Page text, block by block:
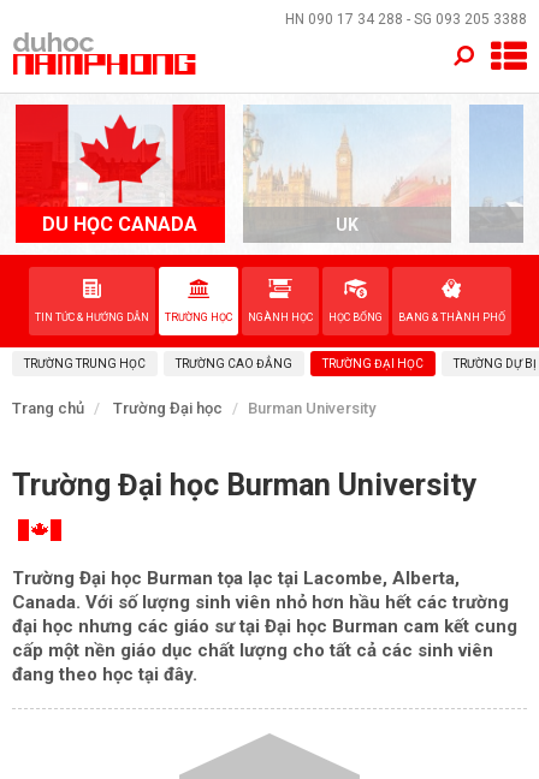
HN 090 17 34 288 - SG 093 205 3388
DU HỌC CANADA UK
TIN TỨC & HƯỚNG DẪN TRƯỜNG HỌC NGÀNH HỌC HỌC BỔNG BANG & THÀNH PHỐ
TRƯỜNG TRUNG HỌC TRƯỜNG CAO ĐẲNG TRƯỜNG ĐẠI HỌC TRƯỜNG DỰ BỊ
Trang chủ Trường Đại học Burman University
Trường Đại học Burman University
Trường Đại học Burman tọa lạc tại Lacombe, Alberta,
Canada. Với số lượng sinh viên nhỏ hơn hầu hết các trường
đại học nhưng các giáo sư tại Đại học Burman cam kết cung
cấp một nền giáo dục chất lượng cho tất cả các sinh viên
đang theo học tại đây.
×
TRANG CHỦ
QUỐC GIA
EVENTS
DỊCH VỤ
VỀ NAM PHONG